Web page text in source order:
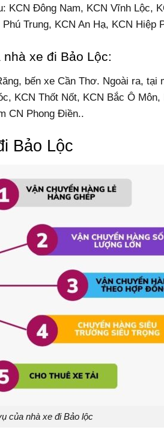
KCN Đông Nam, KCN Vĩnh Lộc,
Trung, KCN An Hạ, KCN Hiệp
xe đi Bảo Lộc:
bến xe Cần Thơ. Ngoài ra, tại
KCN Thốt Nốt, KCN Bắc Ô Môn,
CN Phong Điền..
Bảo Lộc
của nhà xe đi Bảo lộc